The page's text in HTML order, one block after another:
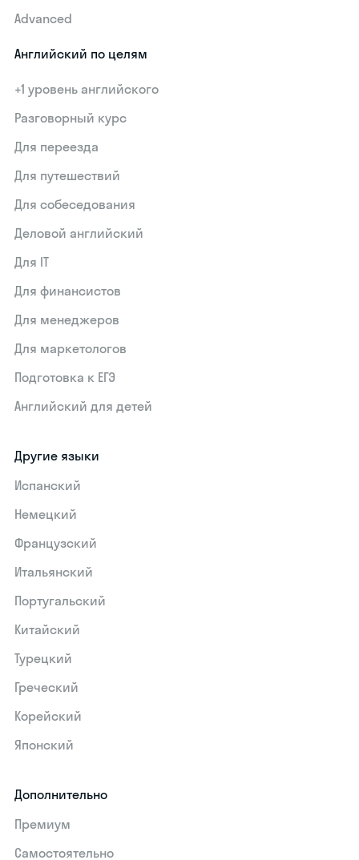
Advanced
Английский по целям
+1 уровень английского
Разговорный курс
Для переезда
Для путешествий
Для собеседования
Деловой английский
Для IT
Для финансистов
Для менеджеров
Для маркетологов
Подготовка к ЕГЭ
Английский для детей
Другие языки
Испанский
Немецкий
Французский
Итальянский
Португальский
Китайский
Турецкий
Греческий
Корейский
Японский
Дополнительно
Премиум
Самостоятельно